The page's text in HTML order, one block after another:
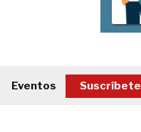
Eventos Suscríbete